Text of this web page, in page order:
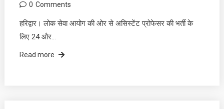
0 Comments
हरिद्वार। लोक सेवा आयोग की ओर से असिस्टेंट प्रोफेसर की भर्ती के
लिए 24 और…
Read more